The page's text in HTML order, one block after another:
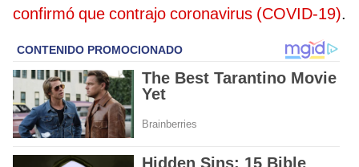
confirmó que contrajo coronavirus (COVID-19).